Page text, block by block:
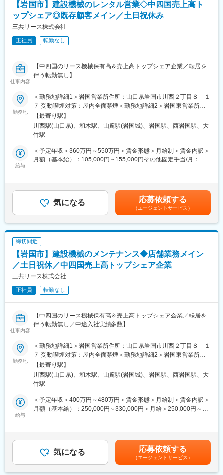
接客や調理を中心に店舗業務を担当
店舗で様々なメニュー調理を身に着けるため、料理人として技術
的なスキルUPもかなう！
▼副店長
トを行っています！
ていきます。責任者として店舗運営・管理を担当いただきます。
※店長以降のキャリアはエリアMGR、管理部門、FC店のオーナー
として独立など様々なキャリアがございます。
※店長時の平均年収は792万円（一般社員平均：454万円）
＜独立支援制度あり★＞
でに200名以上の社員が「経営者」として活躍中！
行っている店長などもいます。
・従業員数は店舗平均16名で学べる＆無理なく働ける環境！「平
均勤続年数は11.3年」で「離職率1桁」の安定就業が叶う環境です
■王将の「独自の研修制度」でスキルアップ！
●王将調理道場：調理技術や知識向上の研修です。調理師免許取得
の補助もあり、学びながら資格・スキルを身につけられます。
●王将アカデミー：店舗・人材マネジメントの研修です。店舗運営
や人材マネジメントについて学べるプログラムです。
変更の範囲：会社の定める業務
【岩国市】建設機械のレンタル営業◇中四国売上高ト
ップシェア◎既存顧客メイン／土日祝休み
三共リース株式会社
正社員 転勤なし
仕事内容
【中四国のリース機械保有高＆売上高トップシェア企業／転居を
伴う転勤無し】
建設機械のレンタルを行う当社にて建設業・設備関連企業に対す
る機械や車輛、工具等のレンタル営業をお任せします。
既存顧客への定期訪問で顧客から何かあった時に「相談・依頼い
ただける関係性」を築いていくことがミッションとなります。
＜具体的な業務＞
・機械や車輛、工具などのリース営業
・新商品のカタログ提出
＜担当＞
担当顧客は地区毎に割り振りをしています。
目安として、既存８割：新規２割の比率で既存顧客対応がメイン
＜仕事の流れ＞
「来週から道路の仕事があるので機械を貸してほしい」「予算を
組むために機械の見積を出して欲しい」等のニーズをいただき、
見積作成→詳細のご案内を経てご契約となります。
まずはメンテナンス等を通じ業務知識を身につけていただきま
社員とのOJTや別店舗従業員を一同に介しての情報交換会も実施
しています。別店舗との繋がりを作ることで社内連携を強化して
■評価制度：
「個人ノルマ」はなく店舗一丸となって営業活動を行います。ま
た、評価は業績だけでなく、営業プロセスも見て評価していま
す。
■建設機械の一例：
10m以上の高さまで届く“高所作業車”。トンネルづくりで山を掘り
■組織構成：
各営業所には所長、営業担当3名程度、技術スタッフが4名程度在
勤務地
＜勤務地詳細1＞岩国営業所住所：山口県岩国市川西２丁目８－１
７ 受動喫煙対策：屋内全面禁煙＜勤務地詳細2＞岩国東営業所住
所：山口県岩国市装束町１丁目２－１ 受動喫煙対策：屋内全面禁
煙変更の範囲：会社の定める事業所
【最寄り駅】
川西駅(山口県)、和木駅、山麓駅(岩国城)、岩国駅、西岩国駅、大
竹駅
給与
＜予定年収＞360万円～550万円＜賃金形態＞月給制＜賃金内訳＞
月額（基本給）：105,000円～155,000円その他固定手当/月：
無＞有＜残業手当＞有＜給与補足＞■賞与:年2回■昇給:年1回■経
験、スキル、年齢を考慮の上、同社規定により優遇【年収例】
420万円／30歳・経験3年賃金はあくまでも目安の金額であり、選
考を通じて上下する可能性があります。月給(月額)は固定手当を含
めた表記です。
気になる 応募依頼する
（エージェントサービス）
締切間近
【岩国市】建設機械のメンテナンス◆店舗業務メイン
／土日祝休／中四国売上高トップシェア企業
三共リース株式会社
正社員 転勤なし
仕事内容
【中四国のリース機械保有高＆売上高トップシェア企業／転居を
伴う転勤無し／中途入社実績多数】
建設機械のレンタルを行う当社にて建設現場などで使われる様々
なレンタル品(重機、車両等)のメンテナンスをご担当いただきま
す。
＜具体的な業務＞
・目視点検、洗浄…洗浄をしながら、傷や凹みなどの確認
※簡単なものは修理対応まで行い、大掛かりな修理が必要な場合は
外部へ依頼します。
・出張点検…工事現場でのトラブルがあった場合は現場へ行き簡
単な点検、修理を実施。※県外の出張は発生しません。
勤務地
＜勤務地詳細1＞岩国営業所住所：山口県岩国市川西２丁目８－１
７ 受動喫煙対策：屋内全面禁煙＜勤務地詳細2＞岩国東営業所住
所：山口県岩国市装束町１丁目２－１ 受動喫煙対策：屋内全面禁
煙変更の範囲：会社の定める事業所
【最寄り駅】
川西駅(山口県)、和木駅、山麓駅(岩国城)、岩国駅、西岩国駅、大
竹駅
給与
＜予定年収＞400万円～480万円＜賃金形態＞月給制＜賃金内訳＞
月額（基本給）：250,000円～330,000円＜月給＞250,000円～
金額であり、選考を通じて上下する可能性があります。月給(月額)
は固定手当を含めた表記です。
気になる 応募依頼する
（エージェントサービス）